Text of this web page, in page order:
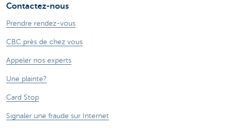
Contactez-nous
Prendre rendez-vous
CBC près de chez vous
Appeler nos experts
Une plainte?
Card Stop
Signaler une fraude sur Internet